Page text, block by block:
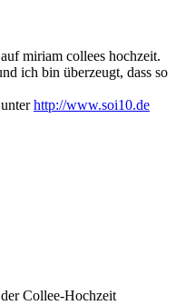
miriam collees hochzeit.
ich bin überzeugt, dass so
http://www.soi10.de
Collee-Hochzeit